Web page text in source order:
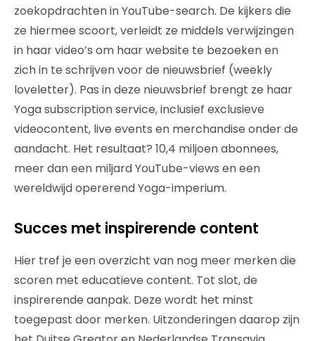
zoekopdrachten in YouTube-search. De kijkers die
ze hiermee scoort, verleidt ze middels verwijzingen
in haar video’s om haar website te bezoeken en
zich in te schrijven voor de nieuwsbrief (weekly
loveletter). Pas in deze nieuwsbrief brengt ze haar
Yoga subscription service, inclusief exclusieve
videocontent, live events en merchandise onder de
aandacht. Het resultaat? 10,4 miljoen abonnees,
meer dan een miljard YouTube-views en een
wereldwijd opererend Yoga-imperium.
Succes met inspirerende content
Hier tref je een overzicht van nog meer merken die
scoren met educatieve content. Tot slot, de
inspirerende aanpak. Deze wordt het minst
toegepast door merken. Uitzonderingen daarop zijn